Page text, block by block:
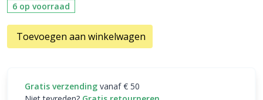
6 op voorraad
Toevoegen aan winkelwagen
Gratis verzending vanaf € 50